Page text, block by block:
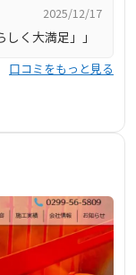
す。 |
2025/12/17
く大満足」」
口コミをもっと見る